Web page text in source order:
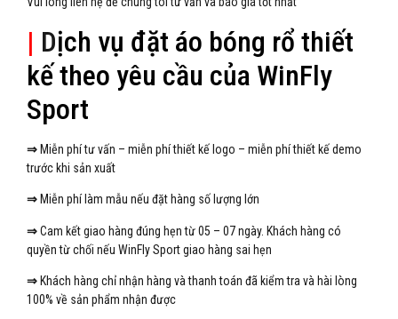
| Dịch vụ đặt áo bóng rổ thiết
kế theo yêu cầu của WinFly
Sport
⇒ Miễn phí tư vấn – miễn phí thiết kế logo – miễn phí thiết kế demo
trước khi sản xuất
⇒ Miễn phí làm mẫu nếu đặt hàng số lượng lớn
⇒Cam kết giao hàng đúng hẹn từ 05 – 07 ngày. Khách hàng có
quyền từ chối nếu WinFly Sport giao hàng sai hẹn
⇒ Khách hàng chỉ nhận hàng và thanh toán đã kiểm tra và hài lòng
100% về sản phẩm nhận được